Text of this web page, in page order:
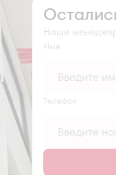
Наши
Имя
Tелефон